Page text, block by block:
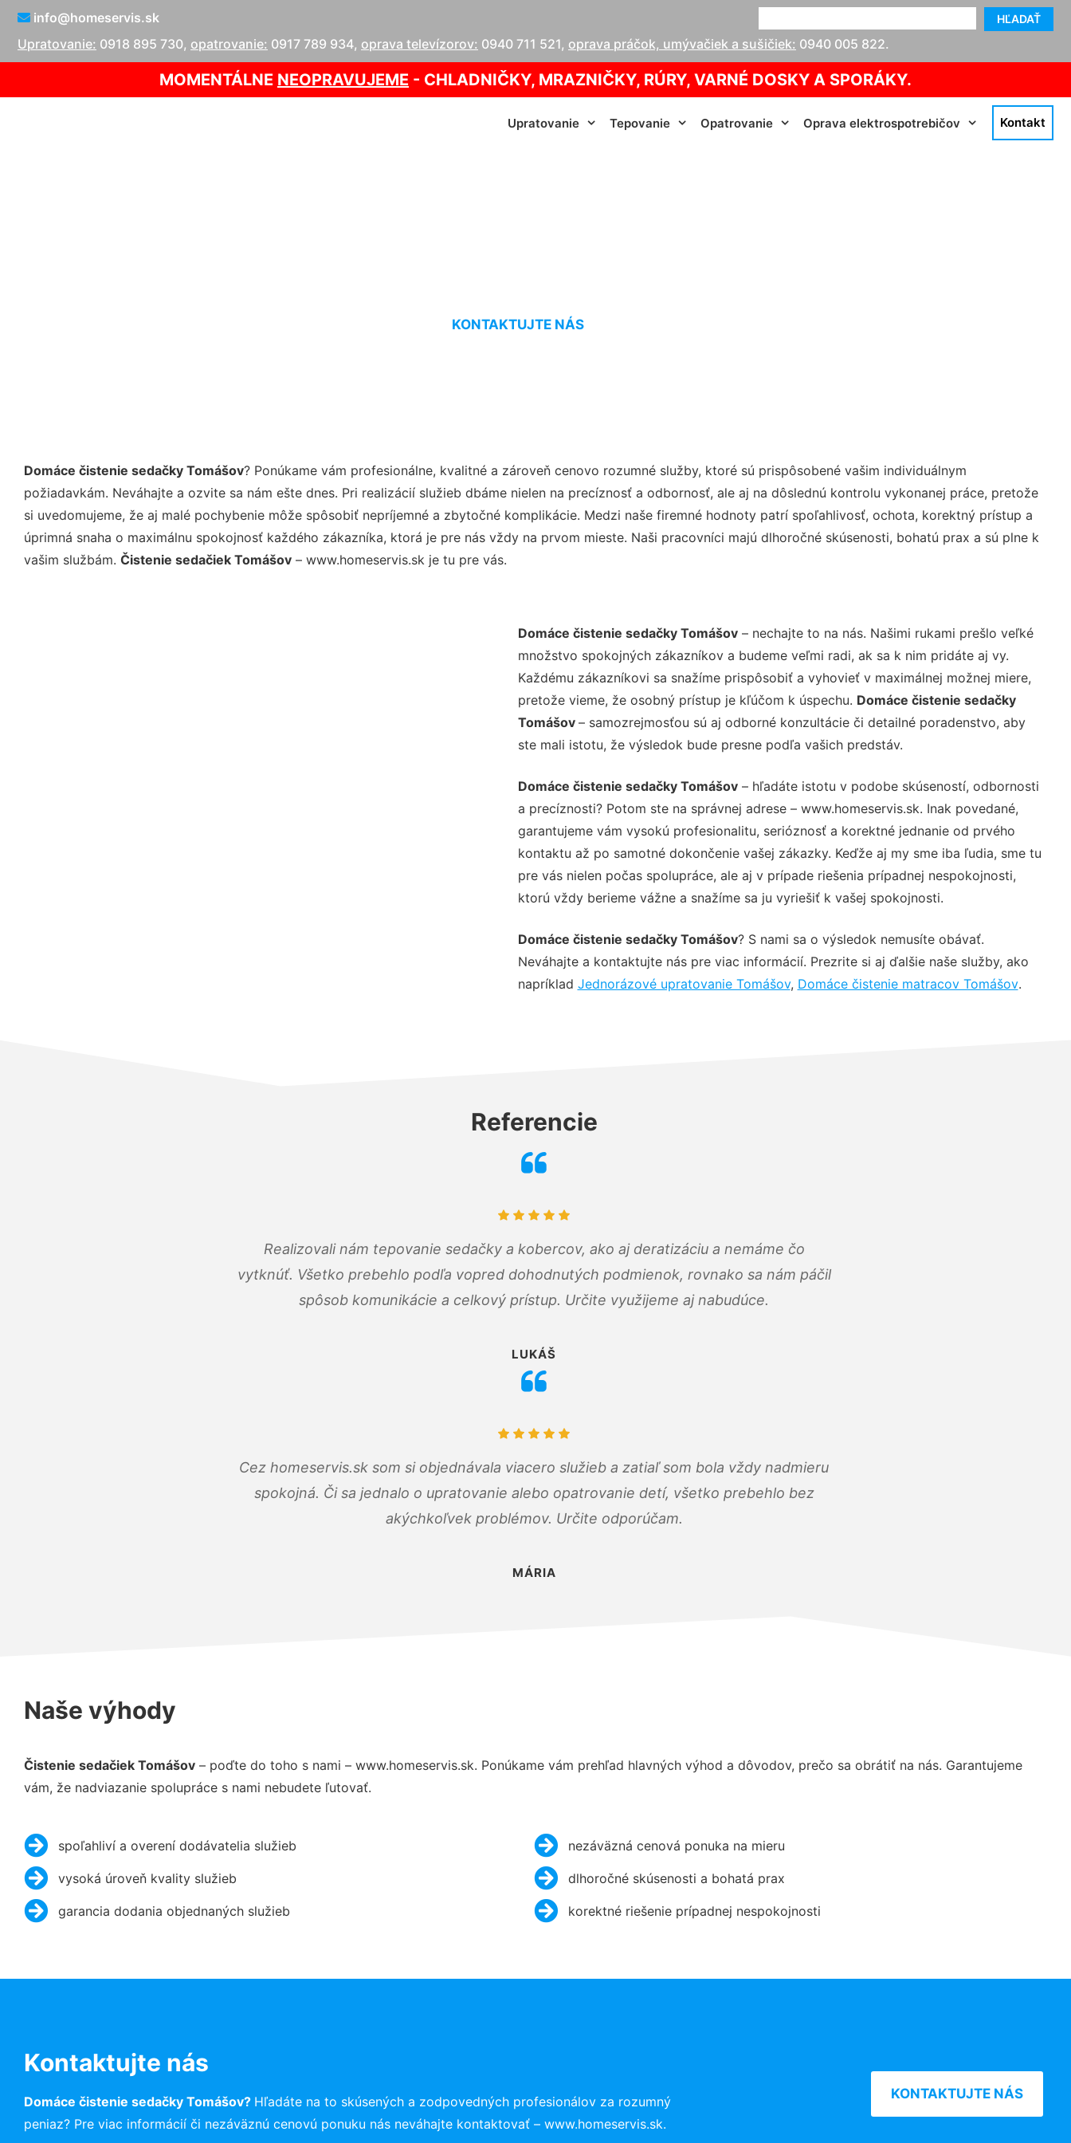
HĽADAŤ
info@homeservis.sk
Upratovanie: 0918 895 730, opatrovanie: 0917 789 934, oprava televízorov: 0940 711 521, oprava práčok, umývačiek a sušičiek: 0940 005 822.
MOMENTÁLNE NEOPRAVUJEME - CHLADNIČKY, MRAZNIČKY, RÚRY, VARNÉ DOSKY A SPORÁKY.
Upratovanie Tepovanie Opatrovanie Oprava elektrospotrebičov Kontakt
KONTAKTUJTE NÁS
Domáce čistenie sedačky Tomášov? Ponúkame vám profesionálne, kvalitné a zároveň cenovo rozumné služby, ktoré sú prispôsobené vašim individuálnym
požiadavkám. Neváhajte a ozvite sa nám ešte dnes. Pri realizácií služieb dbáme nielen na precíznosť a odbornosť, ale aj na dôslednú kontrolu vykonanej práce, pretože
si uvedomujeme, že aj malé pochybenie môže spôsobiť nepríjemné a zbytočné komplikácie. Medzi naše firemné hodnoty patrí spoľahlivosť, ochota, korektný prístup a
úprimná snaha o maximálnu spokojnosť každého zákazníka, ktorá je pre nás vždy na prvom mieste. Naši pracovníci majú dlhoročné skúsenosti, bohatú prax a sú plne k
vašim službám. Čistenie sedačiek Tomášov – www.homeservis.sk je tu pre vás.
Domáce čistenie sedačky Tomášov– nechajte to na nás. Našimi rukami prešlo veľké
množstvo spokojných zákazníkov a budeme veľmi radi, ak sa k nim pridáte aj vy.
Každému zákazníkovi sa snažíme prispôsobiť a vyhovieť v maximálnej možnej miere,
pretože vieme, že osobný prístup je kľúčom k úspechu. Domáce čistenie sedačky
Tomášov – samozrejmosťou sú aj odborné konzultácie či detailné poradenstvo, aby
ste mali istotu, že výsledok bude presne podľa vašich predstáv.
Domáce čistenie sedačky Tomášov– hľadáte istotu v podobe skúseností, odbornosti
a precíznosti? Potom ste na správnej adrese – www.homeservis.sk. Inak povedané,
garantujeme vám vysokú profesionalitu, serióznosť a korektné jednanie od prvého
kontaktu až po samotné dokončenie vašej zákazky. Keďže aj my sme iba ľudia, sme tu
pre vás nielen počas spolupráce, ale aj v prípade riešenia prípadnej nespokojnosti,
ktorú vždy berieme vážne a snažíme sa ju vyriešiť k vašej spokojnosti.
Domáce čistenie sedačky Tomášov? S nami sa o výsledok nemusíte obávať.
Neváhajte a kontaktujte nás pre viac informácií. Prezrite si aj ďalšie naše služby, ako
napríklad Jednorázové upratovanie Tomášov, Domáce čistenie matracov Tomášov.
Referencie
Realizovali nám tepovanie sedačky a kobercov, ako aj deratizáciu a nemáme čo
vytknúť. Všetko prebehlo podľa vopred dohodnutých podmienok, rovnako sa nám páčil
spôsob komunikácie a celkový prístup. Určite využijeme aj nabudúce.
LUKÁŠ
Cez homeservis.sk som si objednávala viacero služieb a zatiaľ som bola vždy nadmieru
spokojná. Či sa jednalo o upratovanie alebo opatrovanie detí, všetko prebehlo bez
akýchkoľvek problémov. Určite odporúčam.
MÁRIA
Naše výhody
Čistenie sedačiek Tomášov – poďte do toho s nami – www.homeservis.sk. Ponúkame vám prehľad hlavných výhod a dôvodov, prečo sa obrátiť na nás. Garantujeme
vám, že nadviazanie spolupráce s nami nebudete ľutovať.
spoľahliví a overení dodávatelia služieb
vysoká úroveň kvality služieb
garancia dodania objednaných služieb
nezáväzná cenová ponuka na mieru
dlhoročné skúsenosti a bohatá prax
korektné riešenie prípadnej nespokojnosti
Kontaktujte nás
Domáce čistenie sedačky Tomášov? Hľadáte na to skúsených a zodpovedných profesionálov za rozumný
peniaz? Pre viac informácií či nezáväznú cenovú ponuku nás neváhajte kontaktovať – www.homeservis.sk.
KONTAKTUJTE NÁS